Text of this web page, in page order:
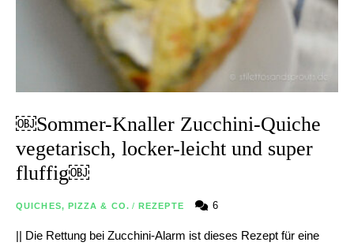
￼Sommer-Knaller Zucchini-Quiche
vegetarisch, locker-leicht und super
fluffig￼
QUICHES, PIZZA & CO. / REZEPTE 6
|| Die Rettung bei Zucchini-Alarm ist dieses Rezept für eine